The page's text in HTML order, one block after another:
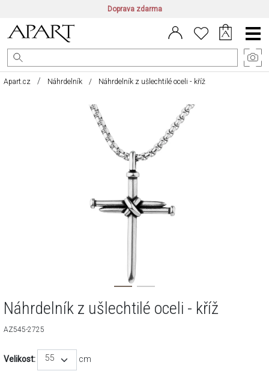
Doprava zdarma
CZ/CZK | EN/EUR PL/PLN
Main
Menu
Apart.cz Náhrdelník Náhrdelník z ušlechtilé oceli - kříž
Náhrdelník z ušlechtilé oceli - kříž
AZ545-2725
Velikost: 55 cm